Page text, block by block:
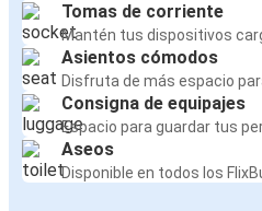
Tomas de corriente
Mantén tus dispositivos
Asientos cómodos
Disfruta de más espacio
Consigna de equipajes
Espacio para guardar tus
Aseos
Disponible en todos los